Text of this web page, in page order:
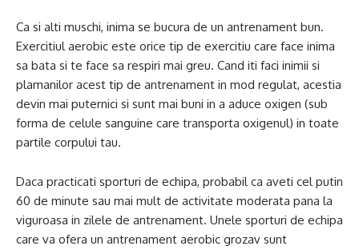
Ca si alti muschi, inima se bucura de un antrenament bun.
Exercitiul aerobic este orice tip de exercitiu care face inima
sa bata si te face sa respiri mai greu. Cand iti faci inimii si
plamanilor acest tip de antrenament in mod regulat, acestia
devin mai puternici si sunt mai buni in a aduce oxigen (sub
forma de celule sanguine care transporta oxigenul) in toate
partile corpului tau.
Daca practicati sporturi de echipa, probabil ca aveti cel putin
60 de minute sau mai mult de activitate moderata pana la
viguroasa in zilele de antrenament. Unele sporturi de echipa
care va ofera un antrenament aerobic grozav sunt